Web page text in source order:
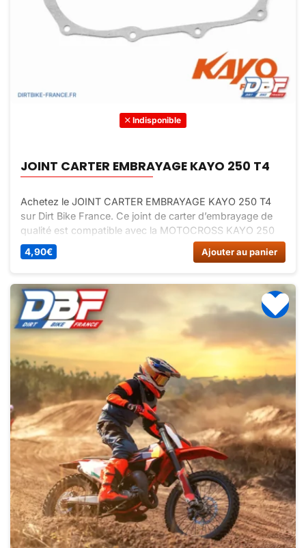
Indisponible
JOINT CARTER EMBRAYAGE KAYO 250 T4
Achetez le JOINT CARTER EMBRAYAGE KAYO 250 T4
sur Dirt Bike France. Ce joint de carter d’embrayage de
qualité est compatible avec la MOTOCROSS KAYO 250
T4. Assurez l’étanchéité de votre moto avec ce joint
fiable.
4,90€ Ajouter au panier